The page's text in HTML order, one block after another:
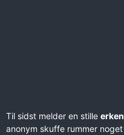
Til sidst melder en stille
anonym skuffe rummer